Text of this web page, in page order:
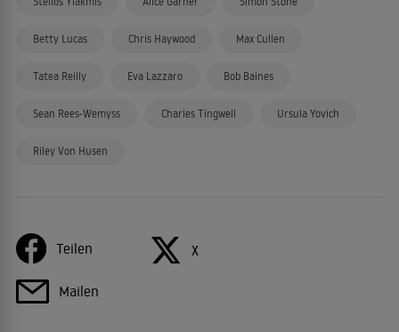
Betty Lucas Chris Haywood Max Cullen
Tatea Reilly Eva Lazzaro Bob Baines
Sean Rees-Wemyss Charles Tingwell Ursula Yovich
Riley Von Husen
Teilen X
Mailen